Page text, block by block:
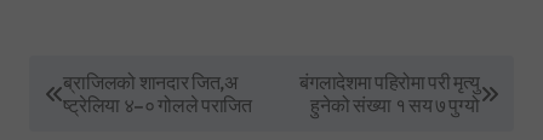
ब्राजिलको शानदार जित,अ
ष्ट्रेलिया ४–० गोलले पराजित
बंगलादेशमा पहिरोमा परी मृत्यु
हुनेको संख्या १ सय ७ पुग्यो